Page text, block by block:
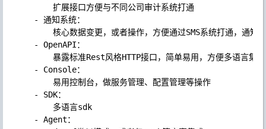
        扩展接口方便与不同公司审计系统打通
    - 通知系统：
核心数据变更，或者操作，方便通过SMS系统打通，通知
    - OpenAPI：
        暴露标准Rest风格HTTP接口，简单易用，方便多语言集成
    - Console：
        易用控制台，做服务管理、配置管理等操作
    - SDK：
        多语言sdk
    - Agent：